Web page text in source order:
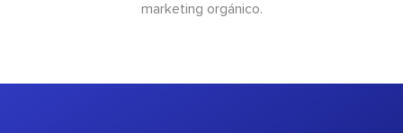
marketing orgánico.